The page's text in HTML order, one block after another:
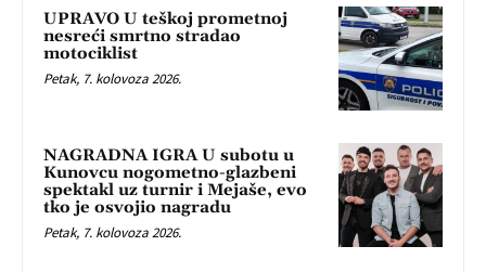
UPRAVO U teškoj prometnoj
nesreći smrtno stradao
motociklist
Petak, 7. kolovoza 2026.
NAGRADNA IGRA U subotu u
Kunovcu nogometno-glazbeni
spektakl uz turnir i Mejaše, evo
tko je osvojio nagradu
Petak, 7. kolovoza 2026.